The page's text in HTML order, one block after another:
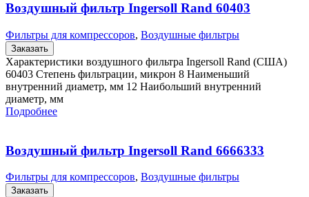
Воздушный фильтр Ingersoll Rand 60403
Фильтры для компрессоров, Воздушные фильтры
Заказать
Характеристики воздушного фильтра Ingersoll Rand (США)
60403 Степень фильтрации, микрон 8 Наименьший
внутренний диаметр, мм 12 Наибольший внутренний
диаметр, мм
Подробнее
Воздушный фильтр Ingersoll Rand 6666333
Фильтры для компрессоров, Воздушные фильтры
Заказать